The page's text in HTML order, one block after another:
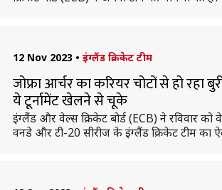
12 Nov 2023 • इंग्लैंड क्रिकेट टीम
जोफ्रा आर्चर का करियर चोटों से हो रहा
ये टूर्नामेंट खेलने से चूके
इंग्लैंड और वेल्स क्रिकेट बोर्ड (ECB) ने रविवार को
वनडे और टी-20 सीरीज के इंग्लैंड क्रिकेट टीम का